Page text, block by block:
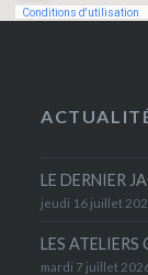
LE DERNIER
jeudi 16 juillet
LES ATELIERS
mardi 7 juillet